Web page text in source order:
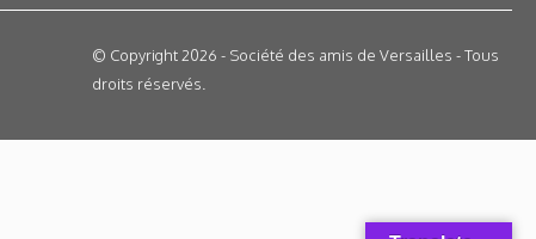
© Copyright 2026 - Société des amis de Versailles - Tous
droits réservés.